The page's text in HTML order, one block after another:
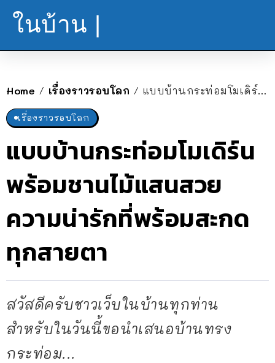
ในบ้าน |
Home / เรื่องราวรอบโลก / แบบบ้านกระท่อมโมเดิร์น พร้อมชานไม้แสนสวย ความน่ารักที่พร้อมสะกดทุกสายตา
เรื่องราวรอบโลก
แบบบ้านกระท่อมโมเดิร์น
พร้อมชานไม้แสนสวย
ความน่ารักที่พร้อมสะกด
ทุกสายตา
สวัสดีครับชาวเว็บในบ้านทุกท่าน
สำหรับในวันนี้ขอนำเสนอบ้านทรง
กระท่อม...